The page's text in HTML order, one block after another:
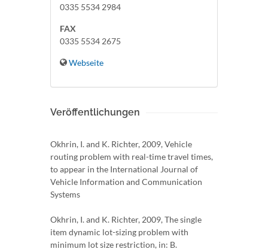
0335 5534 2984
FAX
0335 5534 2675
Webseite
Veröffentlichungen
Okhrin, I. and K. Richter, 2009, Vehicle
routing problem with real-time travel times,
to appear in the International Journal of
Vehicle Information and Communication
Systems
Okhrin, I. and K. Richter, 2009, The single
item dynamic lot-sizing problem with
minimum lot size restriction, in: B.